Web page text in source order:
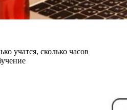
учатся, сколько часов